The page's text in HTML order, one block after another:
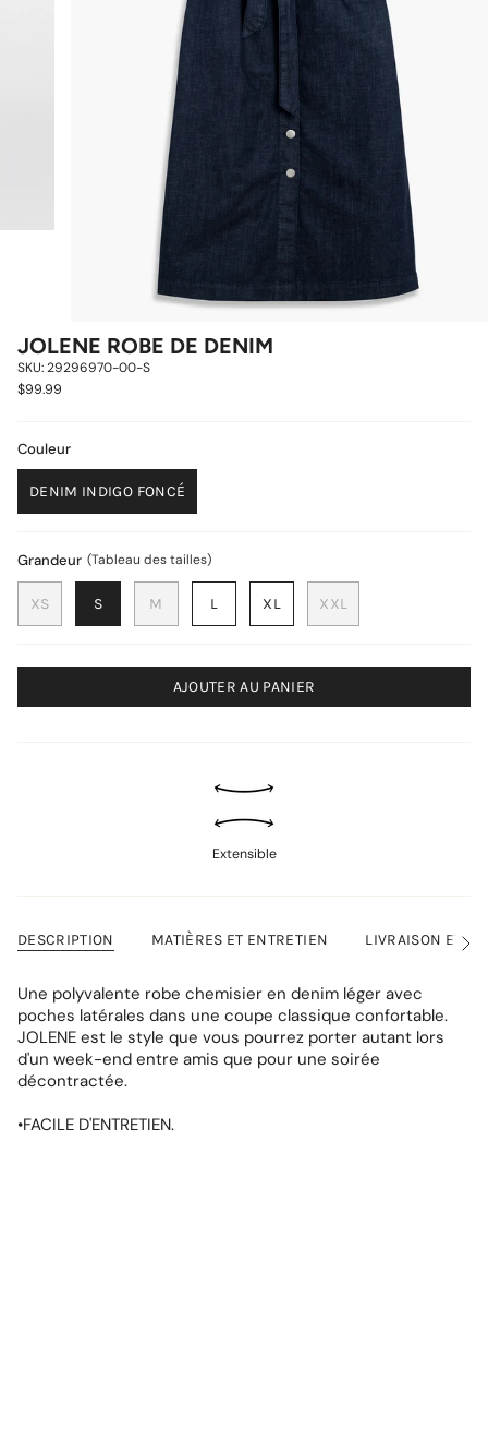
JOLENE ROBE DE DENIM
SKU: 29296970-00-S
$99.99
Couleur
DENIM INDIGO FONCÉ
Grandeur Tableau des tailles
XS S M L XL XXL
AJOUTER AU PANIER
Extensible
DESCRIPTION MATIÈRES ET ENTRETIEN LIVRAISON ETVoir
Une polyvalente robe chemisier en denim léger avec
poches latérales dans une coupe classique confortable.
JOLENE est le style que vous pourrez porter autant lors
d'un week-end entre amis que pour une soirée
décontractée.
•FACILE D'ENTRETIEN.